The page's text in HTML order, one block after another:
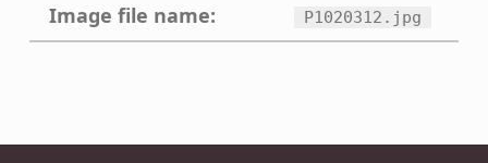
Image file name:
P1020312.jpg